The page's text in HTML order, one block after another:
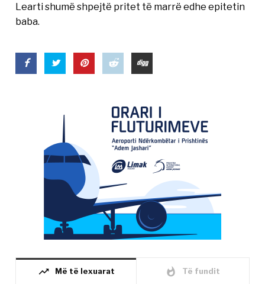
Learti shumë shpejtë pritet të marrë edhe epitetin
baba.
trending_up Më të lexuarat whatshot Të fundit